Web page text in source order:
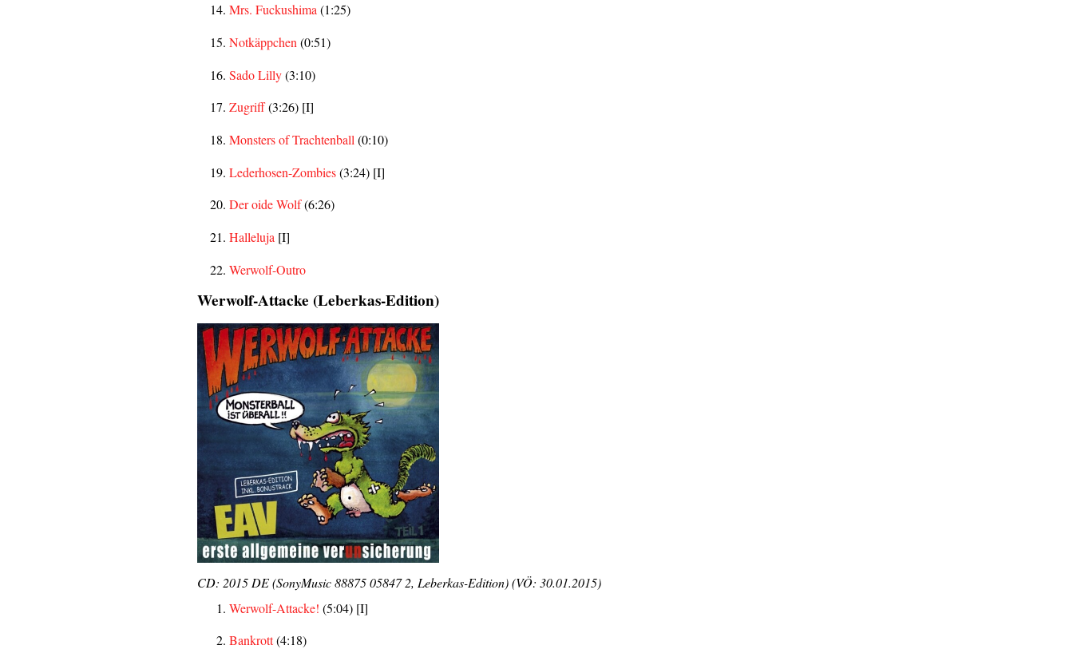
Mrs. Fuckushima(1:25)
Notkäppchen (0:51)
Sado Lilly(3:10)
Zugriff(3:26) [I]
Monsters of Trachtenball (0:10)
Lederhosen-Zombies(3:24) [I]
Der oide Wolf(6:26)
Halleluja [I]
Werwolf-Outro
Werwolf-Attacke (Leberkas-Edition)
CD: 2015 DE (SonyMusic 88875 05847 2, Leberkas-Edition) (VÖ: 30.01.2015)
Werwolf-Attacke! (5:04) [I]
Bankrott(4:18)